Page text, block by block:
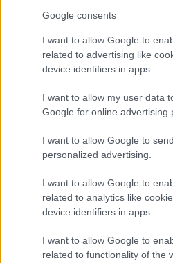
Google consents
I want to allow Google to
related to advertising like
device identifiers in apps.
I want to allow my user data
Google for online advertising
I want to allow Google to
personalized advertising.
I want to allow Google to
related to analytics like
device identifiers in apps.
I want to allow Google to
related to functionality of the